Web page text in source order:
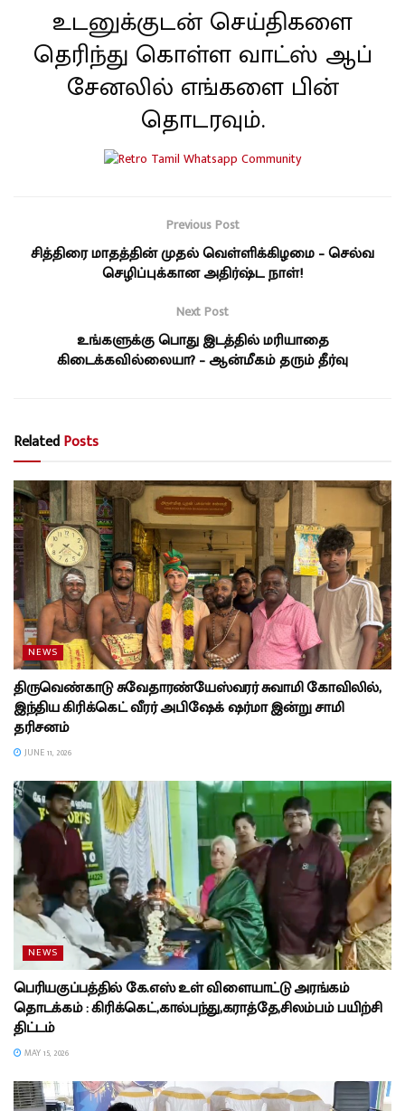
உடனுக்குடன் செய்திகளை
தெரிந்து கொள்ள வாட்ஸ் ஆப்
சேனலில் எங்களை பின்
தொடரவும்.
Previous Post
சித்திரை மாதத்தின் முதல் வெள்ளிக்கிழமை – செல்வ
செழிப்புக்கான அதிர்ஷ்ட நாள்!
Next Post
உங்களுக்கு பொது இடத்தில் மரியாதை
கிடைக்கவில்லையா? – ஆன்மீகம் தரும் தீர்வு
RelatedPosts
NEWS
திருவெண்காடு சுவேதாரண்யேஸ்வரர் சுவாமி கோவிலில்,
இந்திய கிரிக்கெட் வீரர் அபிஷேக் ஷர்மா இன்று சாமி
தரிசனம்
JUNE 11, 2026
NEWS
பெரியகுப்பத்தில் கே.எஸ் உள் விளையாட்டு அரங்கம்
தொடக்கம் : கிரிக்கெட்,கால்பந்து,கராத்தே,சிலம்பம் பயிற்சி
திட்டம்
MAY 15, 2026